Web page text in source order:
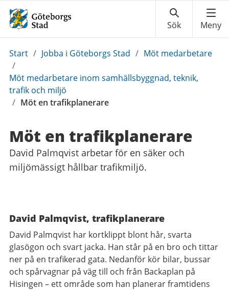
Du
är
här:
Start / Jobba i Göteborgs Stad / Möt medarbetare
/
Möt medarbetare inom samhällsbyggnad, teknik,
trafik och miljö
/ Möt en trafikplanerare
Möt en trafikplanerare
David Palmqvist arbetar för en säker och
miljömässigt hållbar trafikmiljö.
David Palmqvist, trafikplanerare
David Palmqvist har kortklippt blont hår, svarta
glasögon och svart jacka. Han står på en bro och tittar
ner på en trafikerad gata. Nedanför kör bilar, bussar
och spårvagnar på väg till och från Backaplan på
Hisingen – ett område som han planerar framtidens